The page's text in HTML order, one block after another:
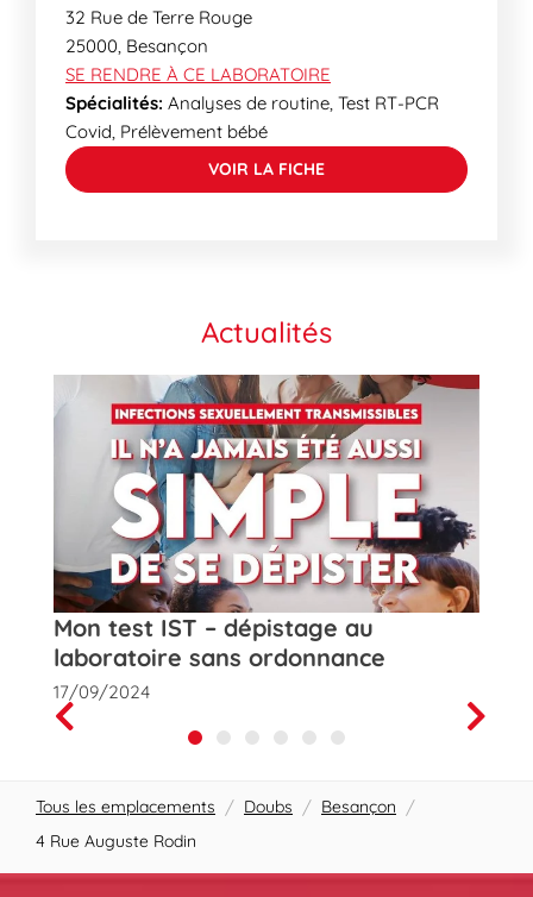
32 Rue de Terre Rouge
25000, Besançon
SE RENDRE À CE LABORATOIRE
Spécialités: Analyses de routine, Test RT-PCR
Covid, Prélèvement bébé
VOIR LA FICHE
Actualités
Mon test IST – dépistage au
laboratoire sans ordonnance
17/09/2024
Prev
Next
Tous les emplacements / Doubs / Besançon /
4 Rue Auguste Rodin